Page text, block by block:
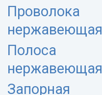
Проволока
нержавеющая
Полоса
нержавеющая
Запорная